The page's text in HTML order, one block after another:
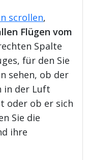
scrollen,
Flügen vom
Spalte
für den Sie
sehen, ob der
in der Luft
oder ob er sich
Sie die
ihre